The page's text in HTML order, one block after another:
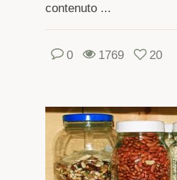
contenuto ...
0 1769 20